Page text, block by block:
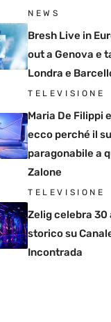
NEWS
Bresh Live in
out a Genova e
Londra e
TELEVISIONE
Maria De Filippi
ecco perché il
paragonabile a
Zalone
TELEVISIONE
Zelig celebra 30
storico su
Incontrada